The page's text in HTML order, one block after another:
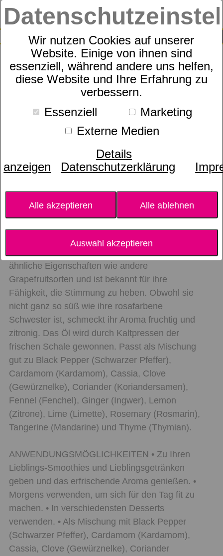
Wir nutzen Cookies auf unserer
Website. Einige von ihnen sind
essenziell, während andere uns helfen,
diese Website und Ihre Erfahrung zu
verbessern.
Essenziell
Marketing
Externe Medien
Details
anzeigen
Datenschutzerklärung
Alle akzeptieren Alle ablehnen
Auswahl akzeptieren
SUCHE
0
White Grapefruit 5 ml
Grapefruit hat ihren Namen von der weißen
ähnliche Eigenschaften wie andere
Grapefruitsorten und ist bekannt für ihre
Fähigkeit, die Stimmung zu heben. Obwohl sie
nicht ganz so süß wie ihre rosafarbene
Schwester ist, schmeckt ihr Aroma fruchtig und
zitronig. Das Öl wird durch Kaltpressen der
frischen Schale gewonnen. Passt als Mischung
gut zu Black Pepper (Schwarzer Pfeffer),
Cardamom (Kardamom), Cassia, Clove
(Gewürznelke), Coriander (Koriandersamen),
Fennel (Fenchel), Ginger (Ingwer), Lemon
(Zitrone), Lime (Limette), Rosemary (Rosmarin),
Tangerine (Mandarine) und Thyme (Thymian).
ANWENDUNGSMÖGLICHKEITEN • Zu Ihren
Lieblings-Smoothies und Lieblingsgetränken
geben und das erfrischende Aroma genießen. •
Morgens verwenden, um sich für den Tag fit zu
machen. • In verschiedensten Desserts
verwenden. • Als Mischung mit Black Pepper
(Schwarzer Pfeffer), Cardamom (Kardamom),
Cassia, Clove (Gewürznelke), Coriander